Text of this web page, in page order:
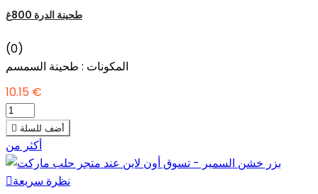
طحينة الدرة 800غ
(0)
المكونات : طحينة السمسم
10.15 €
 أضف للسلة
أكثر من
نظرة سريعة